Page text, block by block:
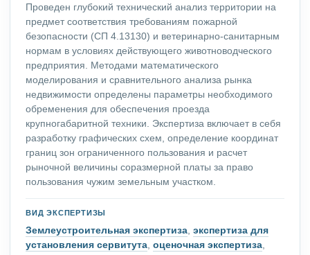
Проведен глубокий технический анализ территории на
предмет соответствия требованиям пожарной
безопасности (СП 4.13130) и ветеринарно-санитарным
нормам в условиях действующего животноводческого
предприятия. Методами математического
моделирования и сравнительного анализа рынка
недвижимости определены параметры необходимого
обременения для обеспечения проезда
крупногабаритной техники. Экспертиза включает в себя
разработку графических схем, определение координат
границ зон ограниченного пользования и расчет
рыночной величины соразмерной платы за право
пользования чужим земельным участком.
ВИД ЭКСПЕРТИЗЫ
Землеустроительная экспертиза, экспертиза для
установления сервитута, оценочная экспертиза,